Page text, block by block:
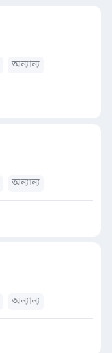
অন্যান্য
অন্যান্য
অন্যান্য